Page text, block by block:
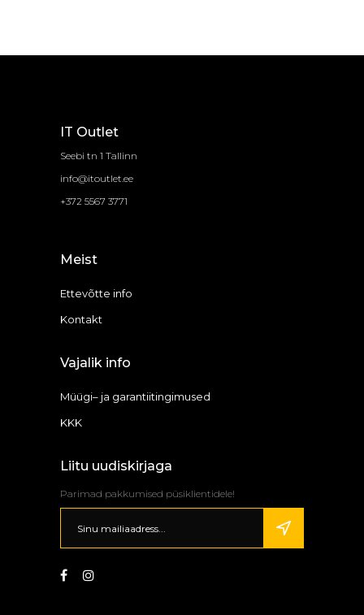
IT Outlet
Seebi tn 1 Tallinn
info@itoutlet.ee
+372 5567 3771
Meist
Ettevõtte info
Kontakt
Vajalik info
Müügi– ja garantiitingimused
KKK
Liitu uudiskirjaga
Parimad pakkumised püsiklientidele!